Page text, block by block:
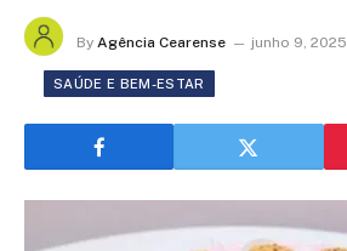
By Agência Cearense junho 9, 2025
SAÚDE E BEM-ESTAR